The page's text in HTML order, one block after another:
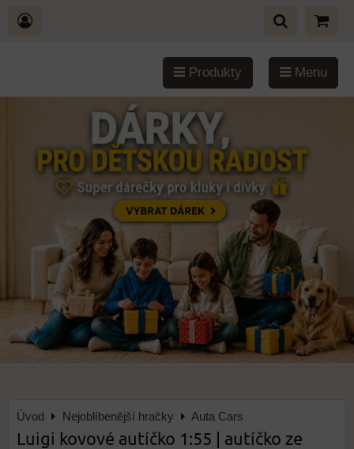
Produkty Menu
Úvod Nejoblíbenější hračky Auta Cars
Luigi kovové autíčko 1:55 | autíčko ze